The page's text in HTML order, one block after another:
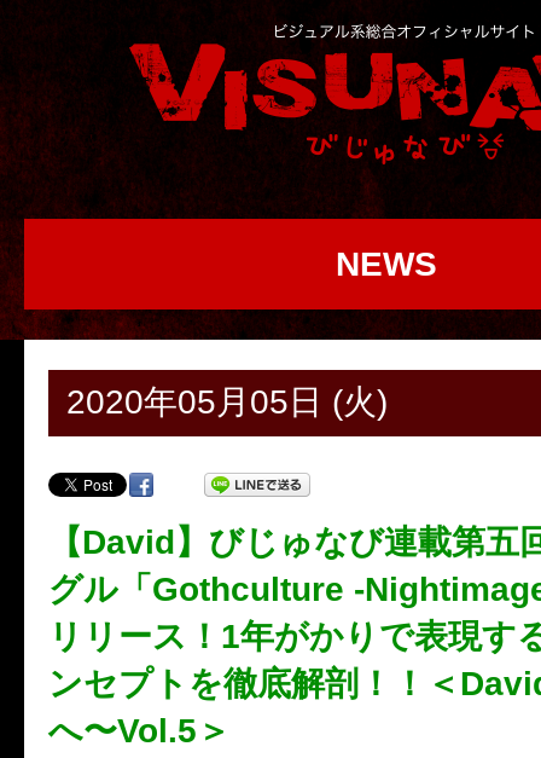
NEWS
2020年05月05日 (火)
【David】びじゅなび連載第五
グル「Gothculture -
リリース！1年がかりで表現す
ンセプトを徹底解剖！！＜
へ〜Vol.5＞